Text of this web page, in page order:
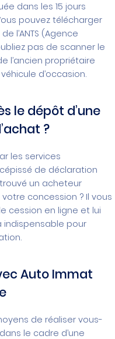
dans les 15 jours
pouvez télécharger
l’ANTS (Agence
pas de scanner le
l’ancien propriétaire
d’occasion.
le dépôt d’une
?
les services
de déclaration
un acheteur
concession ? Il vous
cession en ligne et lui
pour
Auto Immat
de réaliser vous-
le cadre d’une